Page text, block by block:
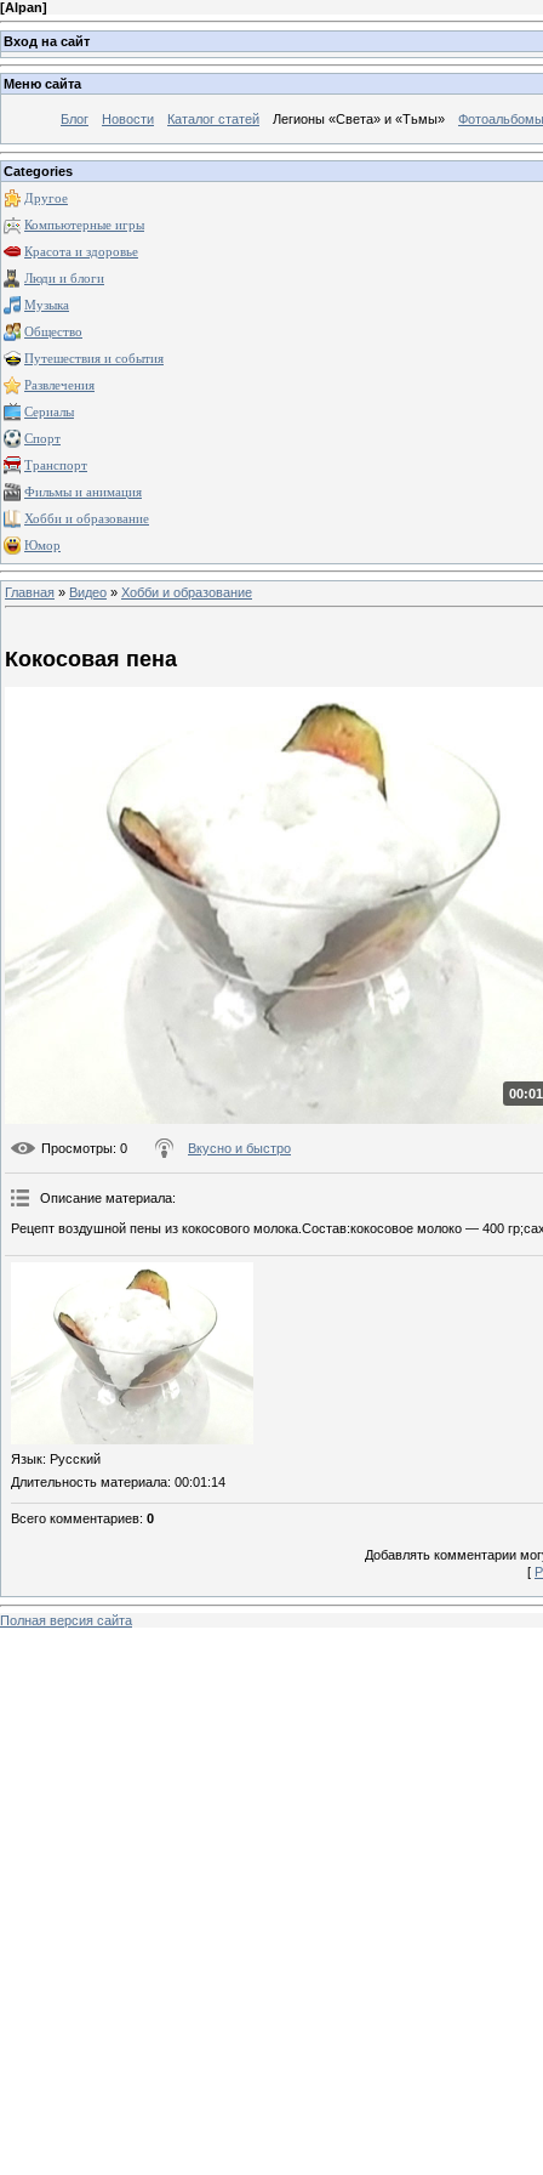
[Alpan]
Вход на сайт
Меню сайта
Блог Новости Каталог статей Легионы «Света» и «Тьмы» Фотоальбомы
Categories
Другое
Компьютерные игры
Красота и здоровье
Люди и блоги
Музыка
Общество
Путешествия и события
Развлечения
Сериалы
Спорт
Транспорт
Фильмы и анимация
Хобби и образование
Юмор
Главная » Видео » Хобби и образование
Кокосовая пена
Просмотры: 0 Вкусно и быстро
Описание материала:
Рецепт воздушной пены из кокосового молока.Состав:кокосовое молоко — 400
Язык: Русский
Длительность материала: 00:01:14
Всего комментариев: 0
Добавлять комментарии
[
Полная версия сайта